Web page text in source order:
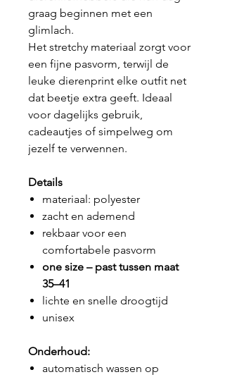
graag beginnen met een
glimlach.
Het stretchy materiaal zorgt voor
een fijne pasvorm, terwijl de
leuke dierenprint elke outfit net
dat beetje extra geeft. Ideaal
voor dagelijks gebruik,
cadeautjes of simpelweg om
jezelf te verwennen.
Details
materiaal: polyester
zacht en ademend
rekbaar voor een
comfortabele pasvorm
one size – past tussen maat
35–41
lichte en snelle droogtijd
unisex
Onderhoud:
automatisch wassen op